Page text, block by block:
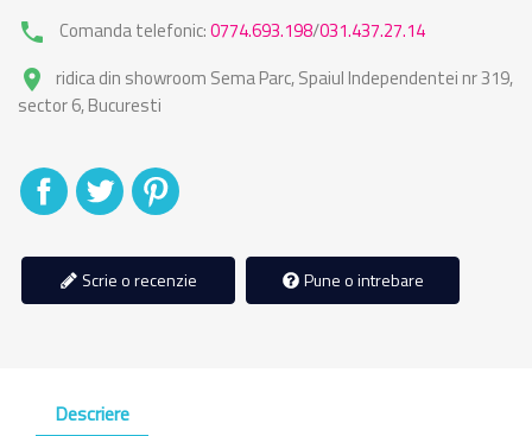
phone Comanda telefonic:0774.693.198/031.437.27.14
place
ridica din showroom Sema Parc, Spaiul Independentei nr 319,
sector 6, Bucuresti
DistribuitiTweet
Scrie o recenzie Pune o intrebare
Descriere